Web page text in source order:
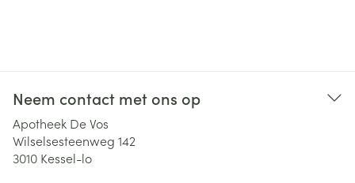
Neem contact met ons op
Apotheek De Vos
Wilselsesteenweg 142
3010 Kessel-lo